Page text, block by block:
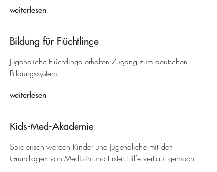
weiterlesen
Bildung für Flüchtlinge
Jugendliche Flüchtlinge erhalten Zugang zum deutschen
Bildungssystem.
weiterlesen
Kids-Med-Akademie
Spielerisch werden Kinder und Jugendliche mit den
Grundlagen von Medizin und Erster Hilfe vertraut gemacht.